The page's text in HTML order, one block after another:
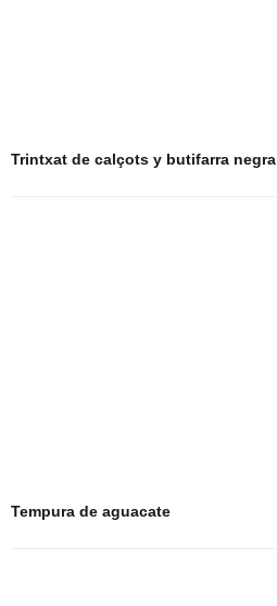
Trintxat de calçots y butifarra negra
Tempura de aguacate